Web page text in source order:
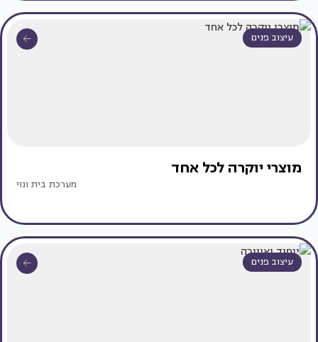
עיצוב פנים
מוצרי יוקרה לכל אחד
מערכת בית ונוי
עיצוב פנים